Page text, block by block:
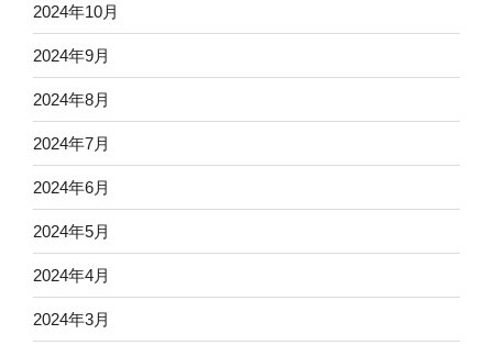
2024年10月
2024年9月
2024年8月
2024年7月
2024年6月
2024年5月
2024年4月
2024年3月